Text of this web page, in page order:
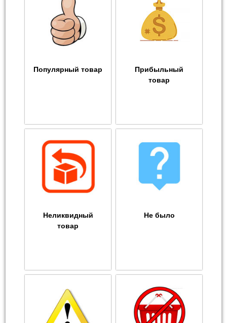
Популярный товар
Прибыльный
товар
Неликвидный
товар
Не было